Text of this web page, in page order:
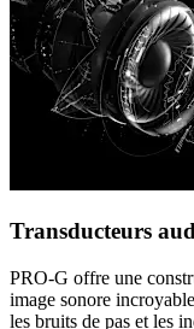
Transducteurs
PRO-G offre une
image sonore
les bruits de pas et les